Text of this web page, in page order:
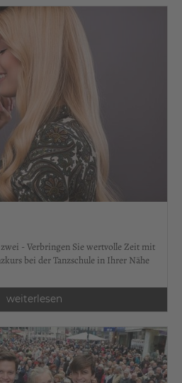
- Verbringen Sie wertvolle Zeit mit
bei der Tanzschule in Ihrer Nähe
weiterlesen